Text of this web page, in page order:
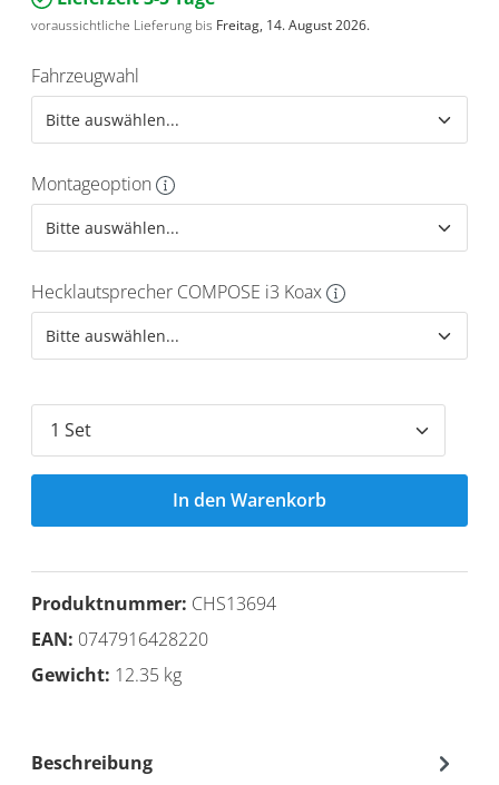
voraussichtliche Lieferung bis Freitag, 14. August 2026.
Fahrzeugwahl
Montageoption
Hecklautsprecher COMPOSE i3 Koax
In den Warenkorb
Produktnummer: CHS13694
EAN: 0747916428220
Gewicht: 12.35 kg
Beschreibung